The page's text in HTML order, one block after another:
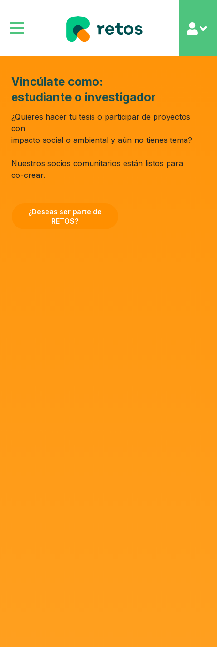
Vincúlate como:
estudiante o investigador
¿Quieres hacer tu tesis o participar de proyectos
con
impacto social o ambiental y aún no tienes tema?
Nuestros socios comunitarios están listos para
co-crear.
¿Deseas ser parte de
RETOS?